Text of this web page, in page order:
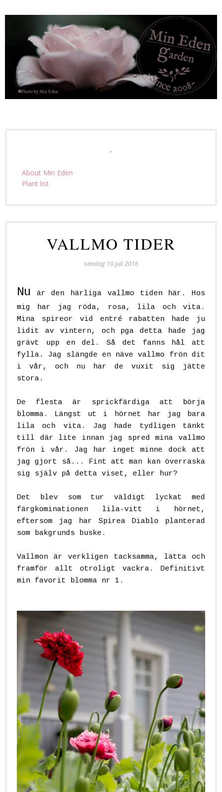
About Min Eden
Plant list
VALLMO TIDER
söndag 10 juli 2016
Nu är den härliga vallmo tiden här. Hos
mig har jag röda, rosa, lila och vita.
Mina spireor vid entré rabatten hade ju
lidit av vintern, och pga detta hade jag
grävt upp en del. Så det fanns hål att
fylla. Jag slängde en näve vallmo frön dit
i vår, och nu har de vuxit sig jätte
stora.
De flesta är sprickfärdiga att börja
blomma. Längst ut i hörnet har jag bara
lila och vita. Jag hade tydligen tänkt
till där lite innan jag spred mina vallmo
frön i vår. Jag har inget minne dock att
jag gjort så... Fint att man kan överraska
sig själv på detta viset, eller hur?
Det blev som tur väldigt lyckat med
färgkominationen lila-vitt i hörnet,
eftersom jag har Spirea Diablo planterad
som bakgrunds buske.
Vallmon är verkligen tacksamma, lätta och
framför allt otroligt vackra. Definitivt
min favorit blomma nr 1.